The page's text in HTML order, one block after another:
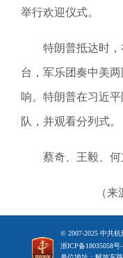
举行欢迎仪式。
特朗普抵达时
台，军乐团奏中美
响。特朗普在习近
队，并观看分列式。
蔡奇、王毅、何
（
© 2007-2025 中共杭
浙ICP备18035058号-